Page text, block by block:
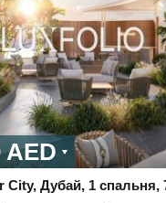
AED
City, Дубай, 1 спальня,